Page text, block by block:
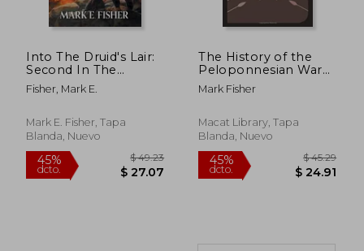
45%
dcto. $ 32.01
45%
dcto.
Into The Druid's Lair:
Second In The
Scepter and Tower
Trilogy (en Inglés)
Fisher, Mark E.
Mark E. Fisher, Tapa
Blanda, Nuevo
The History of the
Peloponnesian War
(The Macat Library)
Mark Fisher
Macat Library, Tapa
Blanda, Nuevo